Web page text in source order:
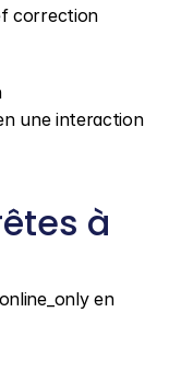
correction
une interaction
à
en